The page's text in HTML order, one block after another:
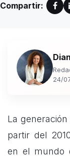
Compartir:
24/
La
partir del
en el mundo